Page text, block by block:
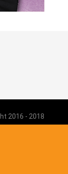
2016 - 2018